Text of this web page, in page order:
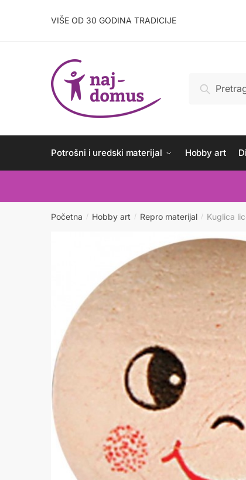
VIŠE OD 30 GODINA TRADICIJE
Pretraži
Potrošni i uredski materijal Hobby art
Početna / Hobby art / Repro materijal / Kuglica